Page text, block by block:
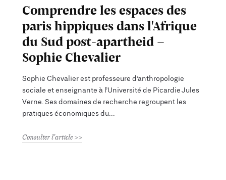
Comprendre les espaces des
paris hippiques dans l'Afrique
du Sud post-apartheid -
Sophie Chevalier
Sophie Chevalier est professeure d’anthropologie
sociale et enseignante à l’Université de Picardie Jules
Verne. Ses domaines de recherche regroupent les
pratiques économiques du
Consulter l'article